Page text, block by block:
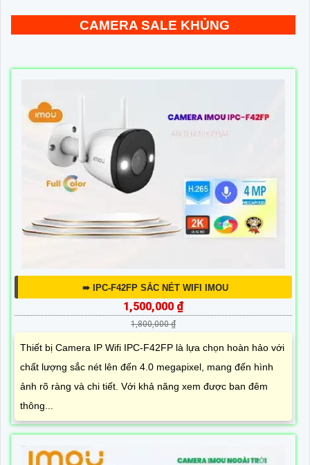
CAMERA SALE KHỦNG
➠ IPC-F42FP SẮC NÉT WIFI IMOU
1,500,000 ₫
1,800,000 ₫
Thiết bị Camera IP Wifi IPC-F42FP là lựa chọn hoàn hảo với
chất lượng sắc nét lên đến 4.0 megapixel, mang đến hình
ảnh rõ ràng và chi tiết. Với khả năng xem được ban đêm
thông...